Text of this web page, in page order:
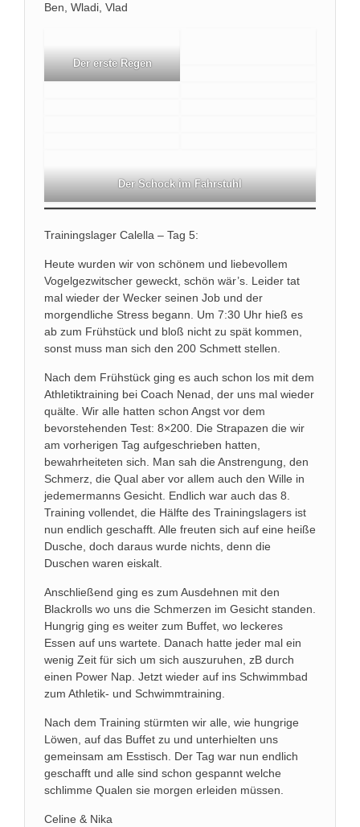
Ben, Wladi, Vlad
Der erste Regen
Der Schock im Fahrstuhl
Trainingslager Calella – Tag 5:
Heute wurden wir von schönem und liebevollem
Vogelgezwitscher geweckt, schön wär’s. Leider tat
mal wieder der Wecker seinen Job und der
morgendliche Stress begann. Um 7:30 Uhr hieß es
ab zum Frühstück und bloß nicht zu spät kommen,
sonst muss man sich den 200 Schmett stellen.
Nach dem Frühstück ging es auch schon los mit dem
Athletiktraining bei Coach Nenad, der uns mal wieder
quälte. Wir alle hatten schon Angst vor dem
bevorstehenden Test: 8×200. Die Strapazen die wir
am vorherigen Tag aufgeschrieben hatten,
bewahrheiteten sich. Man sah die Anstrengung, den
Schmerz, die Qual aber vor allem auch den Wille in
jedemermanns Gesicht. Endlich war auch das 8.
Training vollendet, die Hälfte des Trainingslagers ist
nun endlich geschafft. Alle freuten sich auf eine heiße
Dusche, doch daraus wurde nichts, denn die
Duschen waren eiskalt.
Anschließend ging es zum Ausdehnen mit den
Blackrolls wo uns die Schmerzen im Gesicht standen.
Hungrig ging es weiter zum Buffet, wo leckeres
Essen auf uns wartete. Danach hatte jeder mal ein
wenig Zeit für sich um sich auszuruhen, zB durch
einen Power Nap. Jetzt wieder auf ins Schwimmbad
zum Athletik- und Schwimmtraining.
Nach dem Training stürmten wir alle, wie hungrige
Löwen, auf das Buffet zu und unterhielten uns
gemeinsam am Esstisch. Der Tag war nun endlich
geschafft und alle sind schon gespannt welche
schlimme Qualen sie morgen erleiden müssen.
Celine & Nika